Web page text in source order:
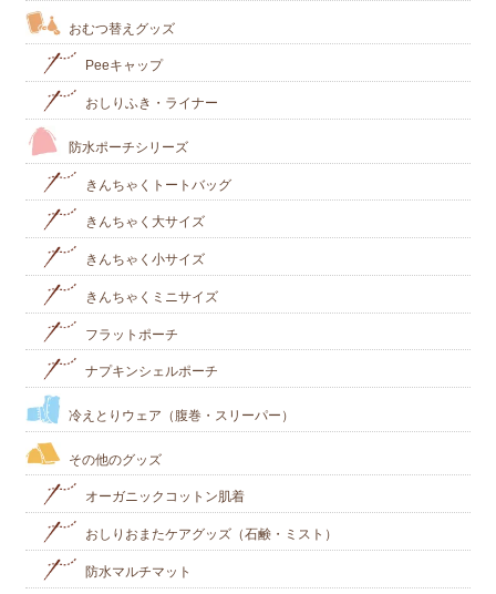
おむつ替えグッズ
Peeキャップ
おしりふき・ライナー
防水ポーチシリーズ
きんちゃくトートバッグ
きんちゃく大サイズ
きんちゃく小サイズ
きんちゃくミニサイズ
フラットポーチ
ナプキンシェルポーチ
冷えとりウェア（腹巻・スリーパー）
その他のグッズ
オーガニックコットン肌着
おしりおまたケアグッズ（石鹸・ミスト）
防水マルチマット